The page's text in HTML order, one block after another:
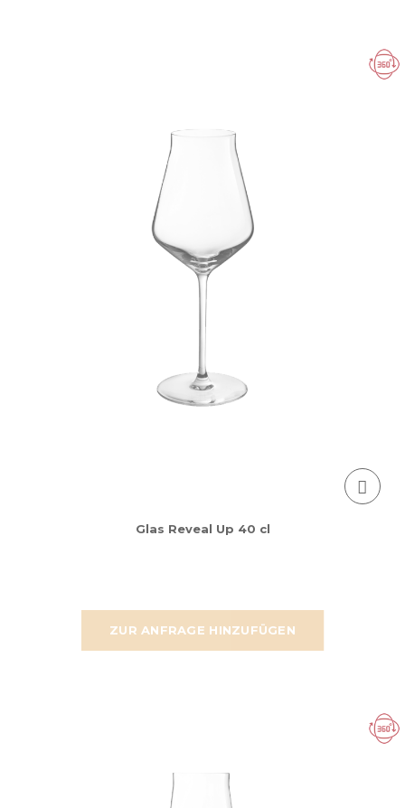
ZUR ANFRAGE HINZUFÜGEN
Glas Reveal Up 40 cl